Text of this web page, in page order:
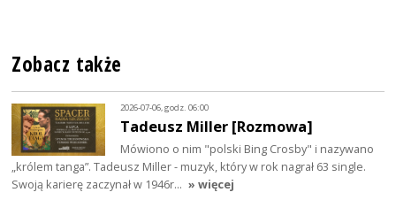
Zobacz także
2026-07-06, godz. 06:00
Tadeusz Miller [Rozmowa]
Mówiono o nim "polski Bing Crosby" i nazywano
„królem tanga”. Tadeusz Miller - muzyk, który w rok nagrał 63 single.
Swoją karierę zaczynał w 1946r… » więcej